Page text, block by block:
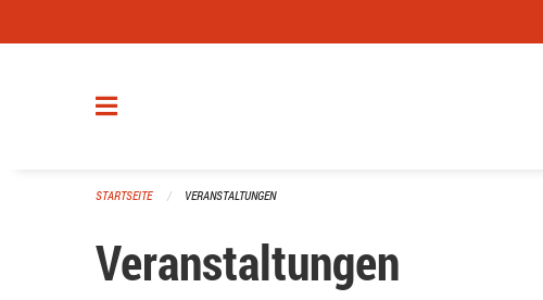
STARTSEITE VERANSTALTUNGEN
Veranstaltungen